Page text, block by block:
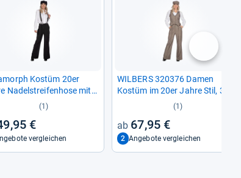
Kostüm 20er
Nadel­strei­fen­hose mit
(1)
€
vergleichen
WIL­BERS 320376 Damen
Kostüm im 20er Jahre Stil, 3-​
(1)
67,95 €
2 Angebote vergleichen
nächste